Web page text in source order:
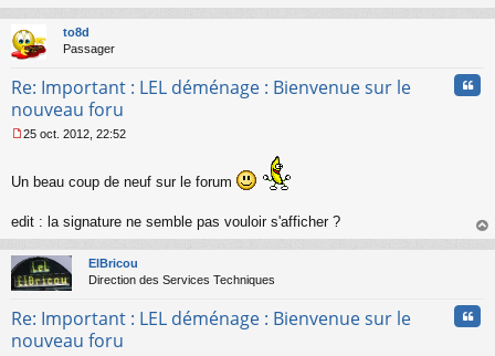
g
e
n
n
u
au
to8d
Passager
Re: Important : LEL déménage : Bienvenue sur le
nouveau foru
s
g
n
o
n
u
25 oct. 2012, 22:52
Un beau coup de neuf sur le forum
edit : la signature ne semble pas vouloir s'afficher ?
au
ElBricou
Direction des Services Techniques
Re: Important : LEL déménage : Bienvenue sur le
nouveau foru